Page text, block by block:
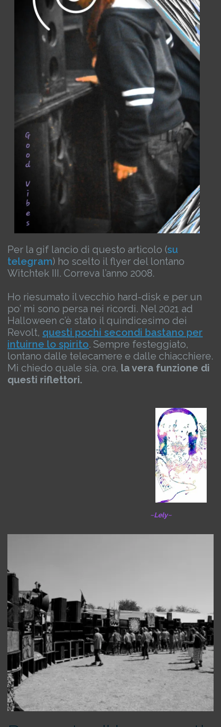
Per la gif lancio di questo articolo (su
telegram) ho scelto il flyer del lontano
Witchtek III. Correva l’anno 2008.
Ho riesumato il vecchio hard-disk e per un
po’ mi sono persa nei ricordi. Nel 2021 ad
Halloween c’è stato il quindicesimo dei
Revolt, questi pochi secondi bastano per
intuirne lo spirito. Sempre festeggiato,
lontano dalle telecamere e dalle chiacchiere.
Mi chiedo quale sia, ora, la vera funzione di
questi riflettori.
~Lely~